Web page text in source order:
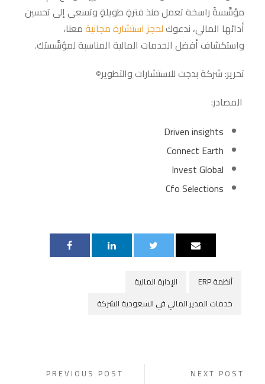
مؤسَّسةً راسخة تعمل منذ فترةٍ طويلةٍ وتسعى إلى تحسين
أدائها المالي، ندعوكلحجز استشارة مجانيةمعنا،
واستكشاف أفضل الخدمات المالية المناسبة لمؤسَّستك.
تحرير: شركة بدجت للاستشارات والتطوير©
المصادر:
Driven insights
Connect Earth
Invest Global
Cfo Selections
أنظمة ERP
الإدارة المالية
خدمات المدير المالي في السعودية الشركة
PREVIOUS POST NEXT POST